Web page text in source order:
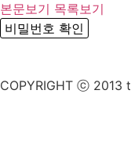
본문보기 목록보기
비밀번호 확인
COPYRIGHT ⓒ 2013